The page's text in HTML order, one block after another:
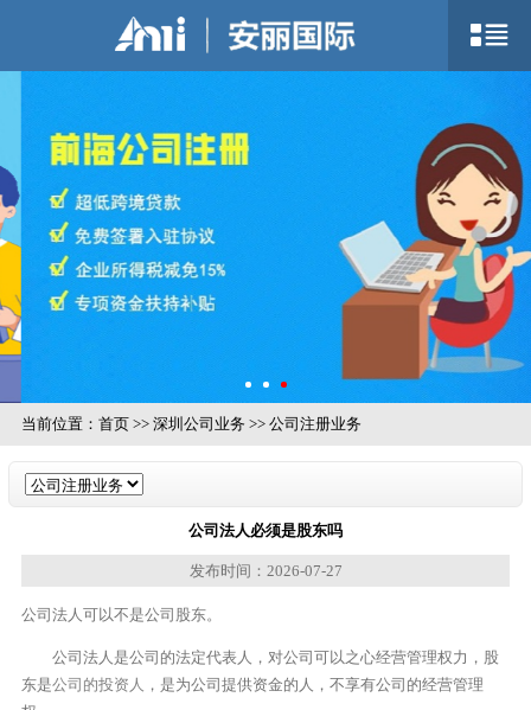
当前位置： 首页>> 深圳公司业务 >> 公司注册业务
公司法人必须是股东吗
发布时间：2026-07-27
公司法人可以不是公司股东。
公司法人是公司的法定代表人，对公司可以之心经营管理权力，股
东是公司的投资人 ，是为公司提供资金的人，不享有公司的经营管理